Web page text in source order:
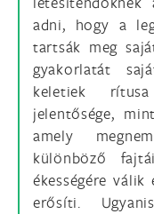
adni, hogy a
tartsák meg
gyakorlatát
keletiek
jelentősége,
amely
különböző
ékességére
erősíti.